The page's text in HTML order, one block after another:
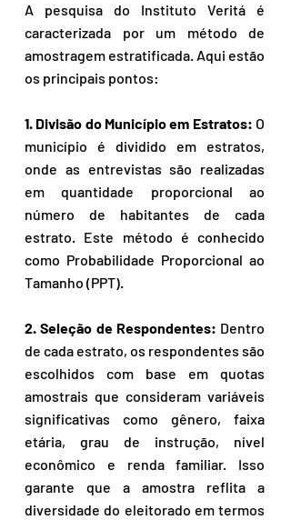
A pesquisa do Instituto Veritá é
caracterizada por um método de
amostragem estratificada. Aqui estão
os principais pontos:
1. Divisão do Município em Estratos: O
município é dividido em estratos,
onde as entrevistas são realizadas
em quantidade proporcional ao
número de habitantes de cada
estrato. Este método é conhecido
como Probabilidade Proporcional ao
Tamanho (PPT).
2. Seleção de Respondentes: Dentro
de cada estrato, os respondentes são
escolhidos com base em quotas
amostrais que consideram variáveis
significativas como gênero, faixa
etária, grau de instrução, nível
econômico e renda familiar. Isso
garante que a amostra reflita a
diversidade do eleitorado em termos